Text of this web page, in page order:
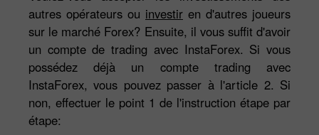
autres opérateurs ou investir en d'autres joueurs
sur le marché Forex? Ensuite, il vous suffit d'avoir
un compte de trading avec InstaForex. Si vous
possédez déjà un compte trading avec
InstaForex, vous pouvez passer à l'article 2. Si
non, effectuer le point 1 de l'instruction étape par
étape: